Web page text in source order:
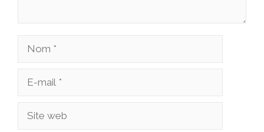
Nom
Site